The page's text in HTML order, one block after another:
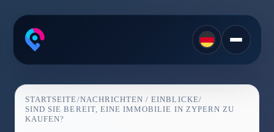
STARTSEITE/NACHRICHTEN / EINBLICKE/
SIND SIE BEREIT, EINE IMMOBILIE IN ZYPERN ZU
KAUFEN?